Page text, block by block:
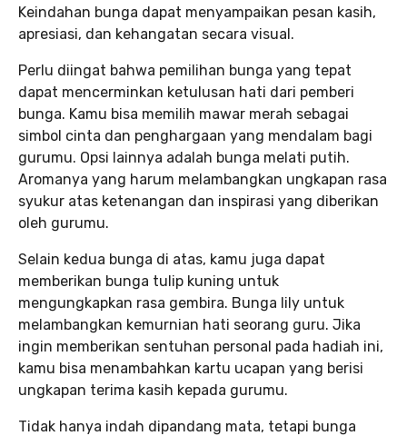
Keindahan bunga dapat menyampaikan pesan kasih,
apresiasi, dan kehangatan secara visual.
Perlu diingat bahwa pemilihan bunga yang tepat
dapat mencerminkan ketulusan hati dari pemberi
bunga. Kamu bisa memilih mawar merah sebagai
simbol cinta dan penghargaan yang mendalam bagi
gurumu. Opsi lainnya adalah bunga melati putih.
Aromanya yang harum melambangkan ungkapan rasa
syukur atas ketenangan dan inspirasi yang diberikan
oleh gurumu.
Selain kedua bunga di atas, kamu juga dapat
memberikan bunga tulip kuning untuk
mengungkapkan rasa gembira. Bunga lily untuk
melambangkan kemurnian hati seorang guru. Jika
ingin memberikan sentuhan personal pada hadiah ini,
kamu bisa menambahkan kartu ucapan yang berisi
ungkapan terima kasih kepada gurumu.
Tidak hanya indah dipandang mata, tetapi bunga